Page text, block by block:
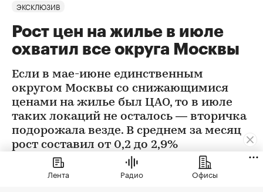
ЭКСКЛЮЗИВ
Рост цен на жилье в июле
охватил все округа Москвы
Если в мае-июне единственным
округом Москвы со снижающимися
ценами на жилье был ЦАО, то в июле
таких локаций не осталось — вторичка
подорожала везде. В среднем за месяц
рост составил от 0,2 до 2,9%
Лента Радио Офисы